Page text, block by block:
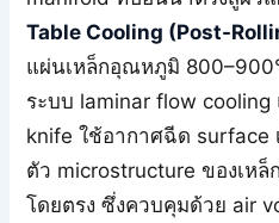
Table Cooling (Post-
แผ่นเหล็กอุณหภูมิ
ระบบ laminar flow
knife ใช้อากาศฉีด surface
ตัว microstructure ของเห
โดยตรง ซึ่งควบคุมด้วย air